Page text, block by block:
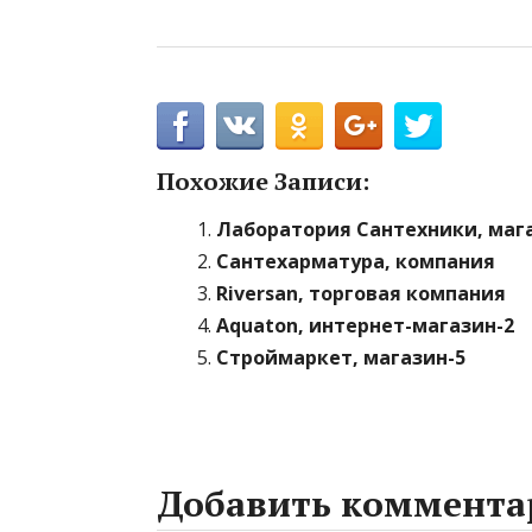
Похожие Записи:
Лаборатория Сантехники,
Сантехарматура, компания
Riversan, торговая компания
Aquaton, интернет-магазин-2
Строймаркет, магазин-5
Добавить